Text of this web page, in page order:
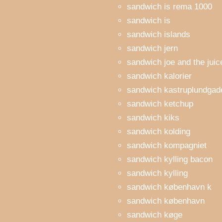
sandwich is rema 1000
sandwich is
sandwich islands
sandwich jern
sandwich joe and the
sandwich kalorier
sandwich
sandwich ketchup
sandwich kiks
sandwich kolding
sandwich kompagniet
sandwich kylling bacon
sandwich kylling
sandwich københavn k
sandwich københavn
sandwich køge